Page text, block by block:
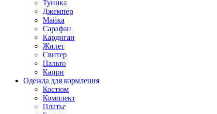
Туника
Джемпер
Майка
Сарафан
Кардиган
Жилет
Свитер
Пальто
Капри
Одежда для кормления
Костюм
Комплект
Платье